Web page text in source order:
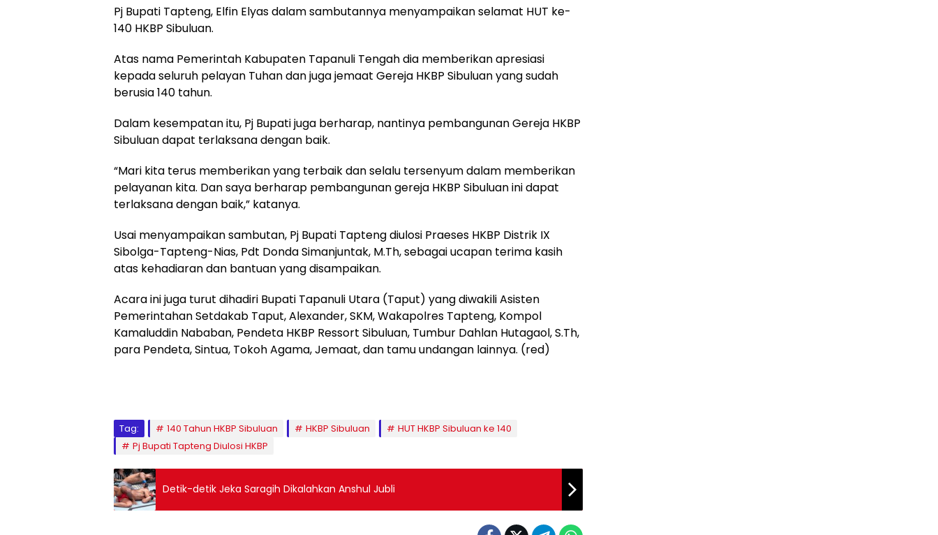
Pj Bupati Tapteng, Elfin Elyas dalam sambutannya menyampaikan selamat HUT ke-
140 HKBP Sibuluan.
Atas nama Pemerintah Kabupaten Tapanuli Tengah dia memberikan apresiasi
kepada seluruh pelayan Tuhan dan juga jemaat Gereja HKBP Sibuluan yang sudah
berusia 140 tahun.
Dalam kesempatan itu, Pj Bupati juga berharap, nantinya pembangunan Gereja HKBP
Sibuluan dapat terlaksana dengan baik.
“Mari kita terus memberikan yang terbaik dan selalu tersenyum dalam memberikan
pelayanan kita. Dan saya berharap pembangunan gereja HKBP Sibuluan ini dapat
terlaksana dengan baik,” katanya.
Usai menyampaikan sambutan, Pj Bupati Tapteng diulosi Praeses HKBP Distrik IX
Sibolga-Tapteng-Nias, Pdt Donda Simanjuntak, M.Th, sebagai ucapan terima kasih
atas kehadiaran dan bantuan yang disampaikan.
Acara ini juga turut dihadiri Bupati Tapanuli Utara (Taput) yang diwakili Asisten
Pemerintahan Setdakab Taput, Alexander, SKM, Wakapolres Tapteng, Kompol
Kamaluddin Nababan, Pendeta HKBP Ressort Sibuluan, Tumbur Dahlan Hutagaol, S.Th,
para Pendeta, Sintua, Tokoh Agama, Jemaat, dan tamu undangan lainnya. (red)
Tag: 140 Tahun HKBP Sibuluan HKBP Sibuluan
HUT HKBP Sibuluan ke 140
Pj Bupati Tapteng Diulosi HKBP
Detik-detik Jeka Saragih Dikalahkan Anshul Jubli